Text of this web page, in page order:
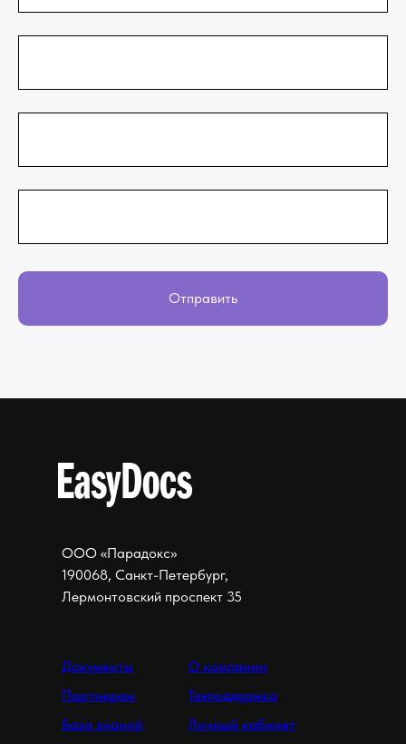
Отправить
Документы
Партнерам
База знаний
О компании
Техподдержка
Личный кабинет
ООО «Парадокс»
190068, Санкт-Петербург,
Лермонтовский проспект 35